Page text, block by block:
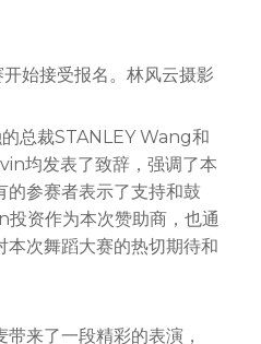
始接受报名。林风云摄影
总裁STANLEY Wang和
均发表了致辞，强调了本
的参赛者表示了支持和鼓
资作为本次赞助商，也通
次舞蹈大赛的热切期待和
来了一段精彩的表演，